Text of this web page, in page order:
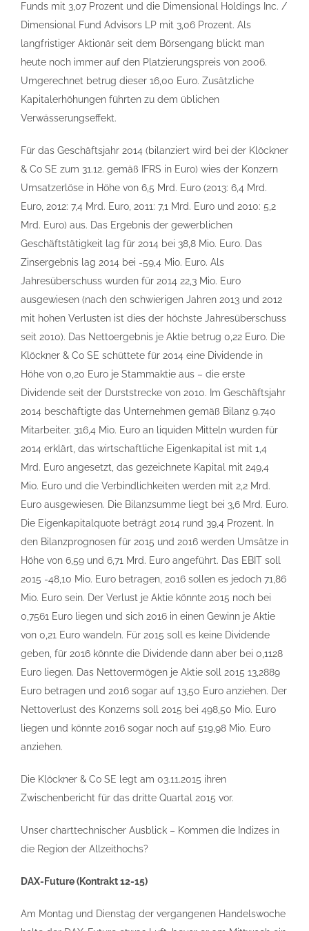
Funds mit 3,07 Prozent und die Dimensional Holdings Inc. /
Dimensional Fund Advisors LP mit 3,06 Prozent. Als
langfristiger Aktionär seit dem Börsengang blickt man
heute noch immer auf den Platzierungspreis von 2006.
Umgerechnet betrug dieser 16,00 Euro. Zusätzliche
Kapitalerhöhungen führten zu dem üblichen
Verwässerungseffekt.
Für das Geschäftsjahr 2014 (bilanziert wird bei der Klöckner
& Co SE zum 31.12. gemäß IFRS in Euro) wies der Konzern
Umsatzerlöse in Höhe von 6,5 Mrd. Euro (2013: 6,4 Mrd.
Euro, 2012: 7,4 Mrd. Euro, 2011: 7,1 Mrd. Euro und 2010: 5,2
Mrd. Euro) aus. Das Ergebnis der gewerblichen
Geschäftstätigkeit lag für 2014 bei 38,8 Mio. Euro. Das
Zinsergebnis lag 2014 bei -59,4 Mio. Euro. Als
Jahresüberschuss wurden für 2014 22,3 Mio. Euro
ausgewiesen (nach den schwierigen Jahren 2013 und 2012
mit hohen Verlusten ist dies der höchste Jahresüberschuss
seit 2010). Das Nettoergebnis je Aktie betrug 0,22 Euro. Die
Klöckner & Co SE schüttete für 2014 eine Dividende in
Höhe von 0,20 Euro je Stammaktie aus – die erste
Dividende seit der Durststrecke von 2010. Im Geschäftsjahr
2014 beschäftigte das Unternehmen gemäß Bilanz 9.740
Mitarbeiter. 316,4 Mio. Euro an liquiden Mitteln wurden für
2014 erklärt, das wirtschaftliche Eigenkapital ist mit 1,4
Mrd. Euro angesetzt, das gezeichnete Kapital mit 249,4
Mio. Euro und die Verbindlichkeiten werden mit 2,2 Mrd.
Euro ausgewiesen. Die Bilanzsumme liegt bei 3,6 Mrd. Euro.
Die Eigenkapitalquote beträgt 2014 rund 39,4 Prozent. In
den Bilanzprognosen für 2015 und 2016 werden Umsätze in
Höhe von 6,59 und 6,71 Mrd. Euro angeführt. Das EBIT soll
2015 -48,10 Mio. Euro betragen, 2016 sollen es jedoch 71,86
Mio. Euro sein. Der Verlust je Aktie könnte 2015 noch bei
0,7561 Euro liegen und sich 2016 in einen Gewinn je Aktie
von 0,21 Euro wandeln. Für 2015 soll es keine Dividende
geben, für 2016 könnte die Dividende dann aber bei 0,1128
Euro liegen. Das Nettovermögen je Aktie soll 2015 13,2889
Euro betragen und 2016 sogar auf 13,50 Euro anziehen. Der
Nettoverlust des Konzerns soll 2015 bei 498,50 Mio. Euro
liegen und könnte 2016 sogar noch auf 519,98 Mio. Euro
anziehen.
Die Klöckner & Co SE legt am 03.11.2015 ihren
Zwischenbericht für das dritte Quartal 2015 vor.
Unser charttechnischer Ausblick – Kommen die Indizes in
die Region der Allzeithochs?
DAX-Future (Kontrakt 12-15)
Am Montag und Dienstag der vergangenen Handelswoche